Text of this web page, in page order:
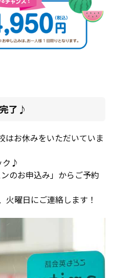
了♪
はお休みをいただいていま
ク♪
のお申込み」からご予約
火曜日にご連絡します！